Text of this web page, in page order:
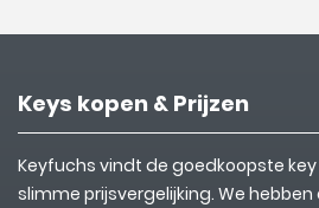
Keys kopen & Prijzen
Keyfuchs vindt de goedkoopste
slimme prijsvergelijking. We